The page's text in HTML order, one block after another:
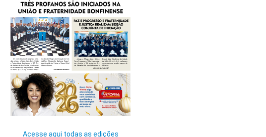
Acesse aqui todas as edições